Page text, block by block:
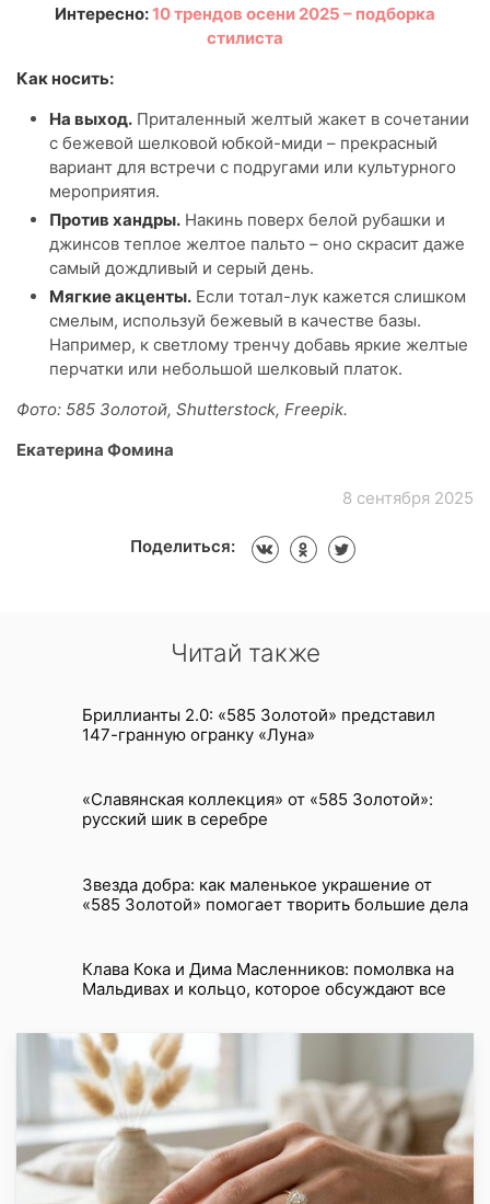
Интересно:10 трендов осени 2025 – подборка
стилиста
Как носить:
На выход. Приталенный желтый жакет в сочетании
с бежевой шелковой юбкой-миди – прекрасный
вариант для встречи с подругами или культурного
мероприятия.
Против хандры. Накинь поверх белой рубашки и
джинсов теплое желтое пальто – оно скрасит даже
самый дождливый и серый день.
Мягкие акценты. Если тотал-лук кажется слишком
смелым, используй бежевый в качестве базы.
Например, к светлому тренчу добавь яркие желтые
перчатки или небольшой шелковый платок.
Фото: 585 Золотой, Shutterstock, Freepik.
Екатерина Фомина
8 сентября 2025
Поделиться:
Читай также
Бриллианты 2.0: «585 Золотой» представил
147-гранную огранку «Луна»
«Славянская коллекция» от «585 Золотой»:
русский шик в серебре
Звезда добра: как маленькое украшение от
«585 Золотой» помогает творить большие дела
Клава Кока и Дима Масленников: помолвка на
Мальдивах и кольцо, которое обсуждают все